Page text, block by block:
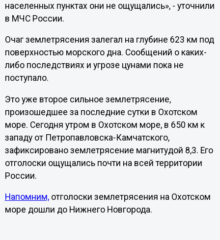
населенных пунктах они не ощущались», - уточнили
в МЧС России.
Очаг землетрясения залегал на глубине 623 км под
поверхностью морского дна. Сообщений о каких-
либо последствиях и угрозе цунами пока не
поступало.
Это уже второе сильное землетрясение,
произошедшее за последние сутки в Охотском
море. Сегодня утром в Охотском море, в 650 км к
западу от Петропавловска-Камчатского,
зафиксировано землетрясение магнитудой 8,3. Его
отголоски ощущались почти на всей территории
России.
Напомним,отголоски землетрясения на Охотском
море дошли до Нижнего Новгорода.